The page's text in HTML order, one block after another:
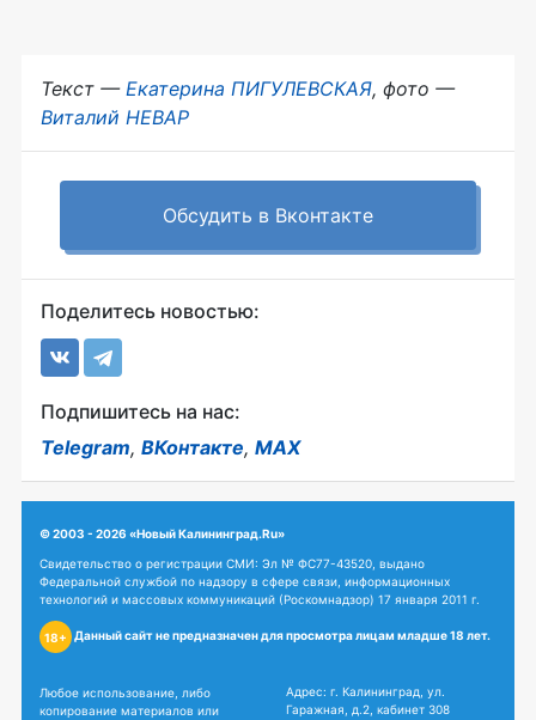
Текст — Екатерина ПИГУЛЕВСКАЯ, фото —
Виталий НЕВАР
Обсудить в Вконтакте
Поделитесь новостью:
Подпишитесь на нас:
Telegram, ВКонтакте, MAX
© 2003 - 2026 «Новый Калининград.Ru»
Свидетельство о регистрации СМИ: Эл № ФС77-43520, выдано
Федеральной службой по надзору в сфере связи, информационных
технологий и массовых коммуникаций (Роскомнадзор) 17 января 2011 г.
18+ Данный сайт не предназначен для просмотра лицам младше 18 лет.
Любое использование, либо
копирование материалов или
Адрес: г. Калининград, ул.
Гаражная, д.2, кабинет 308